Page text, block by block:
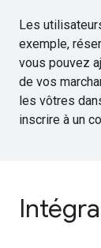
Les
exemple,
vous pouvez
de vos
les vôtres
inscrire à un